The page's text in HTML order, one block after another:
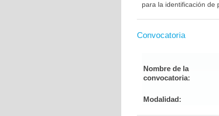
para la identificación de
Convocatoria
Nombre de la
convocatoria:
Modalidad: